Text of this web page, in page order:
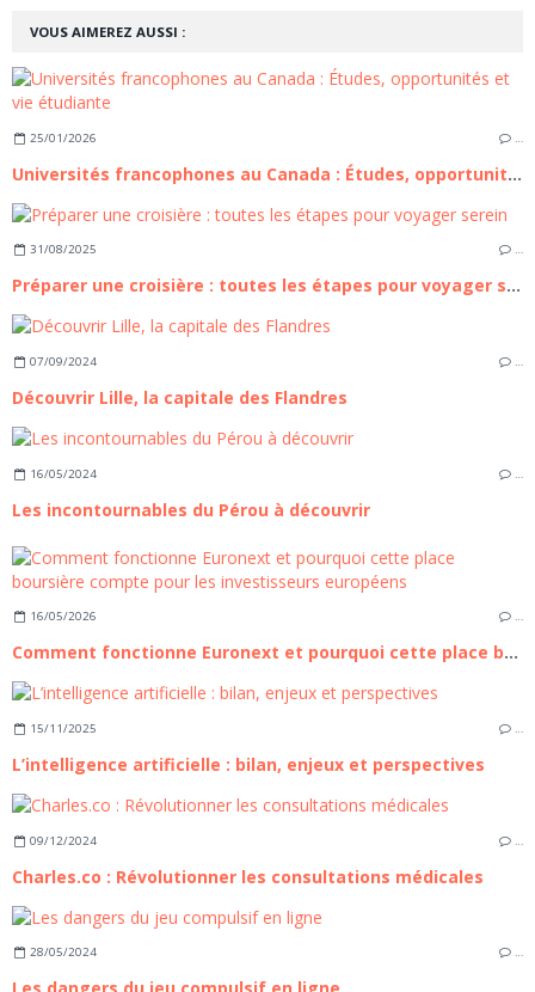
VOUS AIMEREZ AUSSI :
25/01/2026 …
Universités francophones au Canada : Études, opportunités et vie étudiante
31/08/2025 …
Préparer une croisière : toutes les étapes pour voyager serein
07/09/2024 …
Découvrir Lille, la capitale des Flandres
16/05/2024 …
Les incontournables du Pérou à découvrir
16/05/2026 …
Comment fonctionne Euronext et pourquoi cette place boursière compte pour les investisseurs européens
15/11/2025 …
L’intelligence artificielle : bilan, enjeux et perspectives
09/12/2024
Charles.co : Révolutionner les consultations médicales
28/05/2024 …